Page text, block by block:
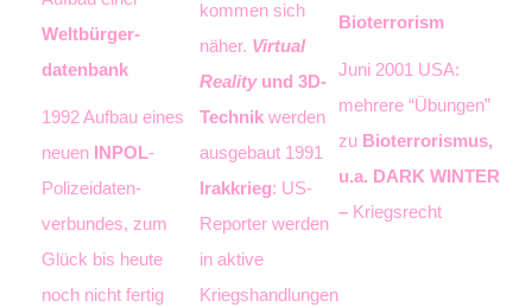
Weltbürger­
datenbank
1992 Aufbau eines
neuen INPOL-
Polizeidaten­
verbundes, zum
Glück bis heute
noch nicht fertig
kommen sich
näher. Vir­tual
Realityund 3D-
Tech­nik werden
ausgebaut 1991
Irakkrieg: US-
Re­por­ter werden
in aktive
Kriegshandlungen
Bioterrorism
Juni 2001 USA:
mehrere “Übun­gen”
zu Bioterrorismus,
u.a. DARK WINTER
– Kriegsrecht